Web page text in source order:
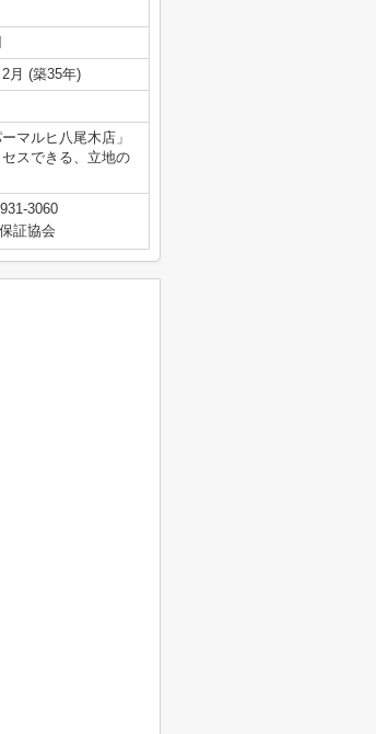
月 (築35年)
マルヒ八尾木店」
スできる、立地の
3060
証協会